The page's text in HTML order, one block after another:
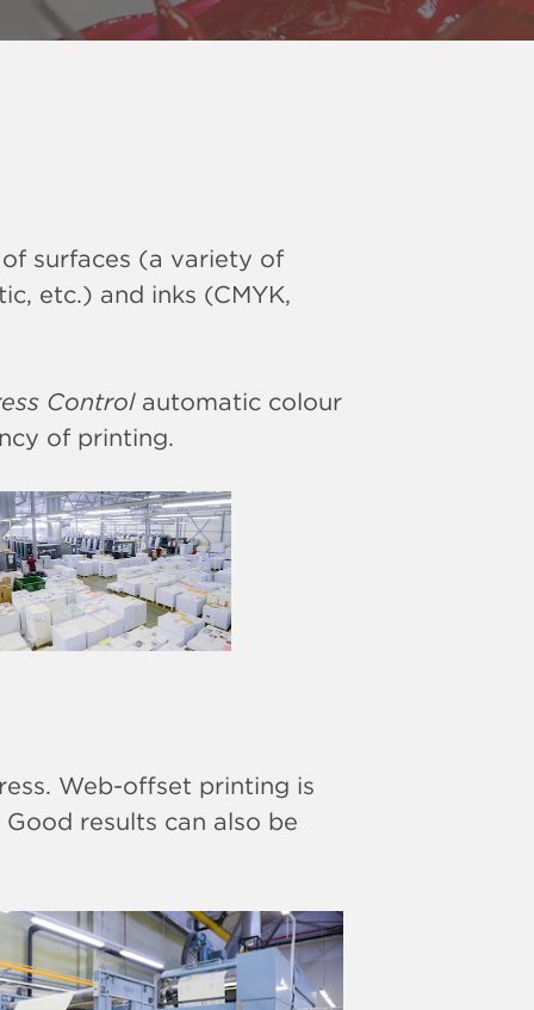
surfaces (a variety of
etc.) and inks (CMYK,
Control automatic colour
of printing.
Web-offset printing is
results can also be